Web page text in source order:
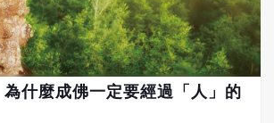
，所謂「一切唯心造」，萬物
。今天造善因，將來一定得善
當然就會得惡果。 然而，並
可以讓人上天堂或是到佛國。
眾多，卻非全都可以讓眾生到
佛性成佛。雖然世尊說：「眾生
皆可成佛」，但這不是「眾生
的活動，在往生前，應該要把
，但很多人心裡所想的，並沒
「受、想、行、識」都沒有空
沒了的輪迴，所以神識又附在
附愈多，然後隨著自己這些神識
同的法界去。 其實，每個